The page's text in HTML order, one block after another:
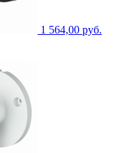
1 564,00 руб.